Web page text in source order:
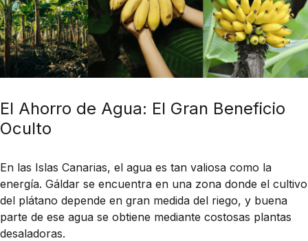
El Ahorro de Agua: El Gran Beneficio
Oculto
En las Islas Canarias, el agua es tan valiosa como la
energía. Gáldar se encuentra en una zona donde el cultivo
del plátano depende en gran medida del riego, y buena
parte de ese agua se obtiene mediante costosas plantas
desaladoras.